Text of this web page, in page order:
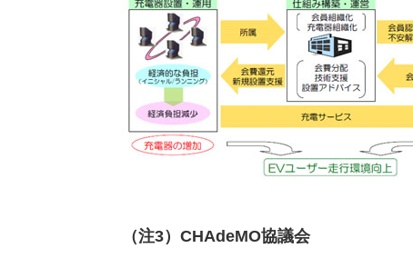
（注3）CHAdeMO協議会